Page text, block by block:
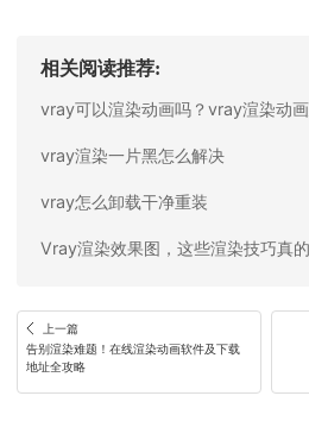
相关阅读推荐:
vray可以渲染动画吗？vray渲染动
vray渲染一片黑怎么解决
vray怎么卸载干净重装
Vray渲染效果图，这些渲染技巧真
上一篇
告别渲染难题！在线渲染动画软件及下载
地址全攻略